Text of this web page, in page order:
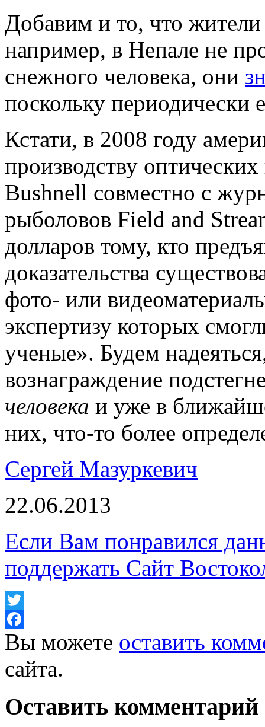
Добавим и то, что
например, в Непале не
снежного человека, они
поскольку периодически
Кстати, в 2008 году
производству
Bushnell совместно с
рыболовов Field and
долларов тому, кто
доказательства
фото- или
экспертизу которых
ученые». Будем
вознаграждение
человека и уже в
них, что-то более
Сергей Мазуркевич
22.06.2013
Если Вам понравился
поддержать Сайт
Twitter
Facebook
Вы можете оставить
сайта.
Оставить комментарий